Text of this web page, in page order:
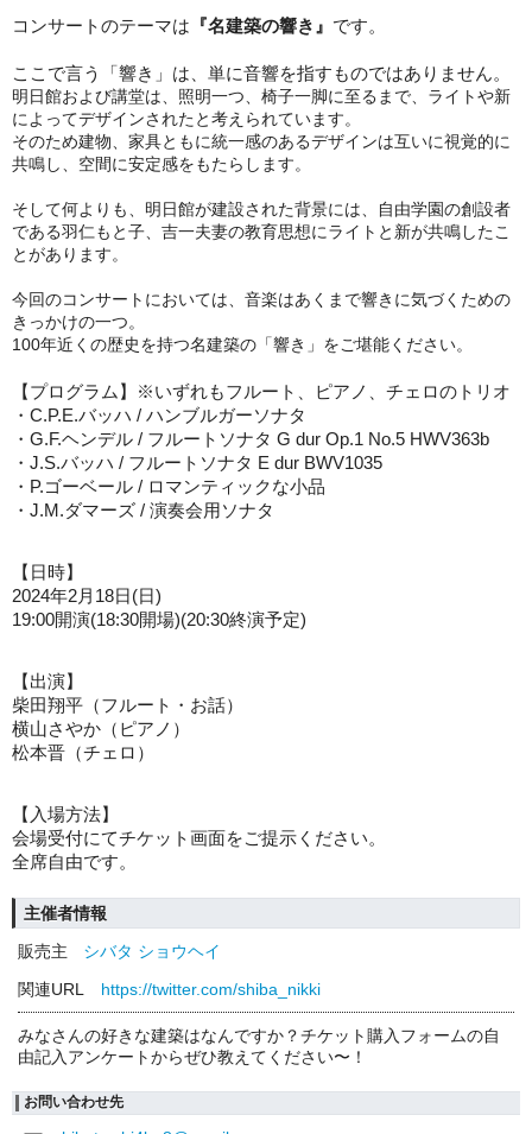
コンサートのテーマは 『名建築の響き』 です。
ここで言う「響き」は、単に音響を指すものではありません。
明日館および講堂は、照明一つ、椅子一脚に至るまで、ライトや新
によってデザインされたと考えられています。
そのため建物、家具ともに統一感のあるデザインは互いに視覚的に
共鳴し、空間に安定感をもたらします。
そして何よりも、明日館が建設された背景には、自由学園の創設者
である羽仁もと子、吉一夫妻の教育思想にライトと 新が共鳴したこ
とがあります。
今回のコンサートにおいては、音楽はあくまで響きに気づくための
きっかけの一つ。
100年近くの歴史を持つ名建築の「響き」をご堪能ください。
【プログラム】※いずれもフルート、ピアノ、チェロのトリオ
・C.P.E.バッハ / ハンブルガーソナタ
・G.F.ヘンデル / フルートソナタ G dur Op.1 No.5 HWV363b
・J.S.バッハ / フルートソナタ E dur BWV1035
・P.ゴーベール / ロマンティックな小品
・J.M.ダマーズ / 演奏会用ソナタ
【日時】
2024年2月18日(日)
19:00開演(18:30開場)(20:30終演予定)
【出演】
柴田翔平（フルート・お話）
横山さやか（ピアノ）
松本晋（チェロ）
【入場方法】
会場受付にてチケット画面をご提示ください。
全席自由です。
主催者情報
販売主
シバタ ショウヘイ
関連URL
https://twitter.com/shiba_nikki
みなさんの好きな建築はなんですか？チケット購入フォームの自
由記入アンケートからぜひ教えてください〜！
お問い合わせ先